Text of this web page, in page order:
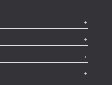
,Literární soutěž,